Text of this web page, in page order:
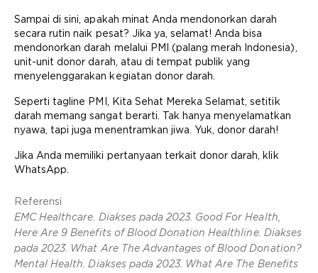
Sampai di sini, apakah minat Anda mendonorkan darah
secara rutin naik pesat? Jika ya, selamat! Anda bisa
mendonorkan darah melalui PMI (palang merah Indonesia),
unit-unit donor darah, atau di tempat publik yang
menyelenggarakan kegiatan donor darah.
Seperti tagline PMI, Kita Sehat Mereka Selamat, setitik
darah memang sangat berarti. Tak hanya menyelamatkan
nyawa, tapi juga menentramkan jiwa. Yuk, donor darah!
Jika Anda memiliki pertanyaan terkait donor darah, klik
WhatsApp.
Referensi
EMC Healthcare. Diakses pada 2023. Good For Health,
Here Are 9 Benefits of Blood Donation Healthline. Diakses
pada 2023. What Are The Advantages of Blood Donation?
Mental Health. Diakses pada 2023. What Are The Benefits